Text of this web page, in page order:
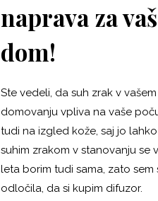
naprava za vaš
dom!
Ste vedeli, da suh zrak v vašem
domovanju vpliva na vaše
tudi na izgled kože, saj jo lahko
suhim zrakom v stanovanju se
leta borim tudi sama, zato sem
odločila, da si kupim difuzor.